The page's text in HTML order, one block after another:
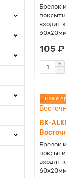
Брелок
входит
105 ₽
Наше
BK-
Брелок
входит